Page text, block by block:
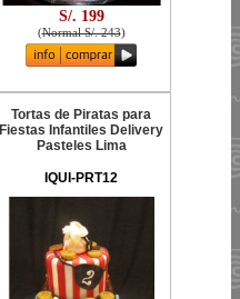
S/. 199
(Normal S/. 243)
Tortas de Piratas para
Fiestas Infantiles Delivery
Pasteles Lima
IQUI-PRT12